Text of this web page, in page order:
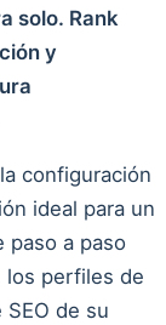
solo. Rank
y
configuración
ideal para un
paso a paso
los perfiles de
de su